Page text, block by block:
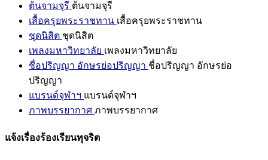
ต้นจามจุรี ต้นจามจุรี
เสื้อครุยพระราชทาน เสื้อครุยพระราชทาน
ชุดนิสิต ชุดนิสิต
เพลงมหาวิทยาลัย เพลงมหาวิทยาลัย
ชื่อปริญญา อักษรย่อปริญญา ชื่อปริญญา อักษรย่อ
ปริญญา
แบรนด์จุฬาฯ แบรนด์จุฬาฯ
ภาพบรรยากาศ ภาพบรรยากาศ
แจ้งเรื่องร้องเรียนทุจริต